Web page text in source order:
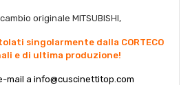
originale MITSUBISHI,
singolarmente dalla CORTECO
e di ultima produzione!
mail a info@cuscinettitop.com